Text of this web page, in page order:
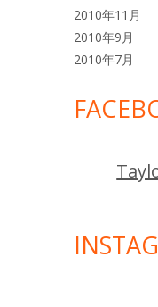
2010年11月
2010年9月
2010年7月